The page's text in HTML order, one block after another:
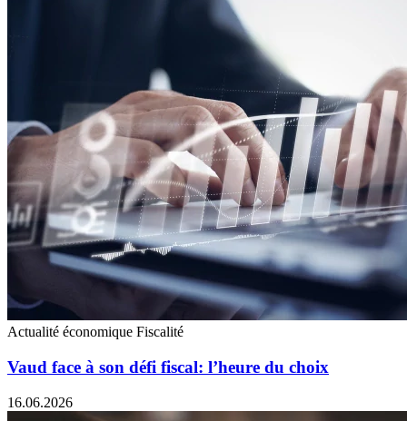
Actualité économique Fiscalité
Vaud face à son défi fiscal: l’heure du choix
16.06.2026